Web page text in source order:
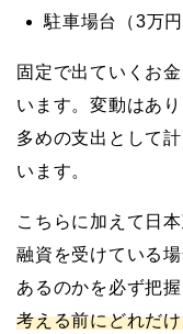
駐車場台（3万円
固定で出ていくお
います。変動はあ
多めの支出として
います。
こちらに加えて日
融資を受けている
あるのかを必ず把
考える前にどれだ